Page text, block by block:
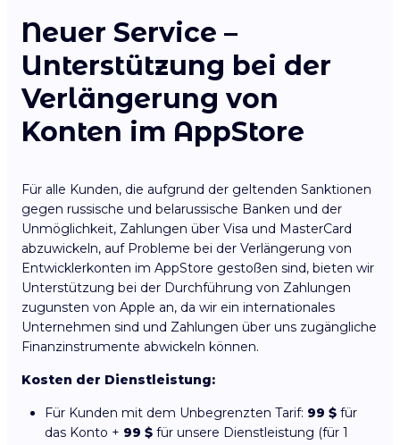
Neuer Service –
Unterstützung bei der
Verlängerung von
Konten im AppStore
Für alle Kunden, die aufgrund der geltenden Sanktionen
gegen russische und belarussische Banken und der
Unmöglichkeit, Zahlungen über Visa und MasterCard
abzuwickeln, auf Probleme bei der Verlängerung von
Entwicklerkonten im AppStore gestoßen sind, bieten wir
Unterstützung bei der Durchführung von Zahlungen
zugunsten von Apple an, da wir ein internationales
Unternehmen sind und Zahlungen über uns zugängliche
Finanzinstrumente abwickeln können.
Kosten der Dienstleistung:
Für Kunden mit dem Unbegrenzten Tarif: 99 $ für
das Konto + 99 $ für unsere Dienstleistung (für 1